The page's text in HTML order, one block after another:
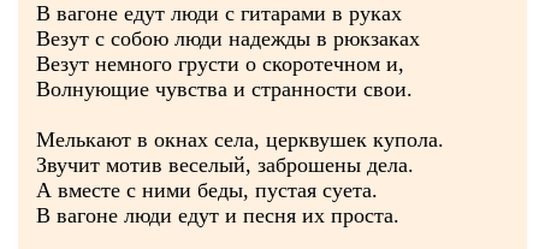
В вагоне едут люди с гитарами в руках
Везут с собою люди надежды в рюкзаках
Везут немного грусти о скоротечном и,
Волнующие чувства и странности свои.
Мелькают в окнах села, церквушек купола.
Звучит мотив веселый, заброшены дела.
А вместе с ними беды, пустая суета.
В вагоне люди едут и песня их проста.